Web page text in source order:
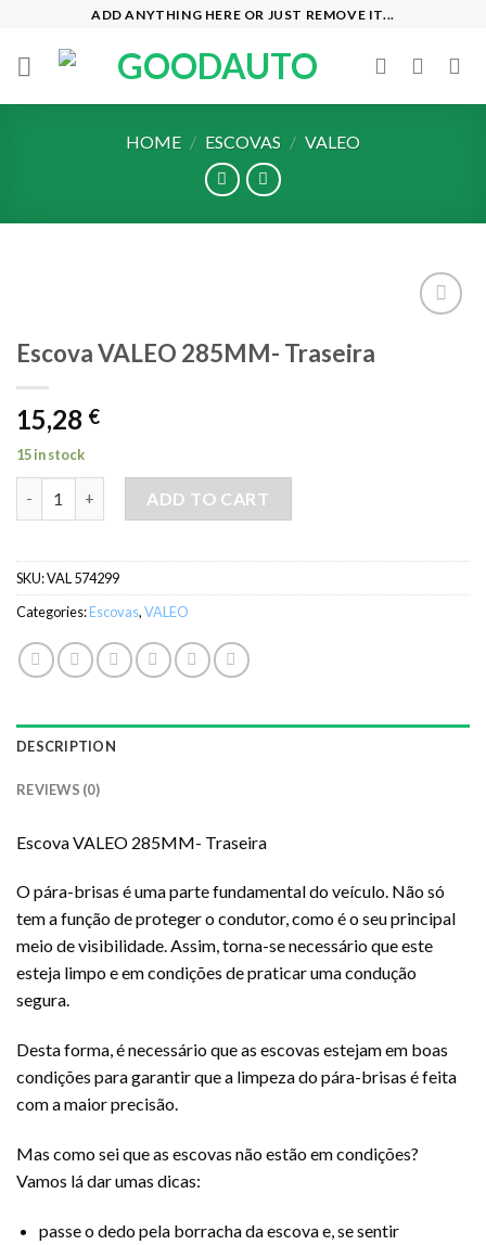
content
ADD ANYTHING HERE OR JUST REMOVE IT...
HOME / ESCOVAS / VALEO
Escova VALEO 285MM- Traseira
15,28 €
15 in stock
ADD TO CART
SKU:VAL 574299
Categories:Escovas,VALEO
DESCRIPTION
REVIEWS (0)
Escova VALEO 285MM- Traseira
O pára-brisas é uma parte fundamental do veículo. Não só
tem a função de proteger o condutor, como é o seu principal
meio de visibilidade. Assim, torna-se necessário que este
esteja limpo e em condições de praticar uma condução
segura.
Desta forma, é necessário que as escovas estejam em boas
condições para garantir que a limpeza do pára-brisas é feita
com a maior precisão.
Mas como sei que as escovas não estão em condições?
Vamos lá dar umas dicas:
passe o dedo pela borracha da escova e, se sentir